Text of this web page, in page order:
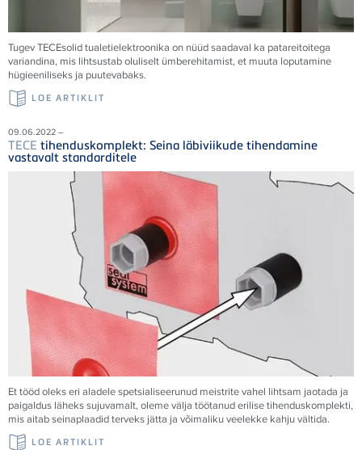
TugevTECEsolid tualetielektroonika on nüüd saadaval ka patareitoitega
variandina, mis lihtsustab oluliselt ümberehitamist, et muuta loputamine
hügieeniliseks ja puutevabaks.
LOE ARTIKLIT
09.06.2022 –
TECE tihenduskomplekt: Seina läbiviikude tihendamine
vastavalt standarditele
Et tööd oleks eri aladele spetsialiseerunud meistrite vahel lihtsam jaotada ja
paigaldus läheks sujuvamalt, oleme välja töötanud erilise tihenduskomplekti,
mis aitab seinaplaadid terveks jätta ja võimaliku veelekke kahju vältida.
LOE ARTIKLIT